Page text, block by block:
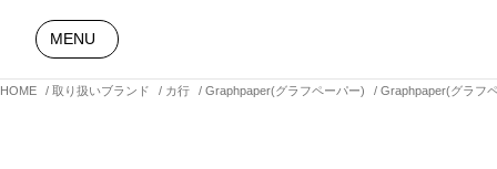
HOME 取り扱いブランド カ行 Graphpaper(グラフペーパー) Graphpaper(グラフ
MENU